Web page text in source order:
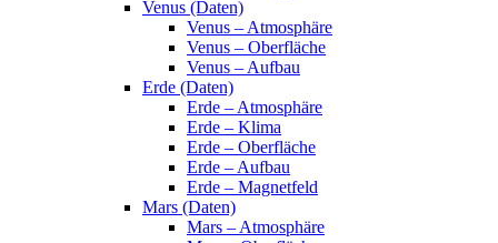
Venus (Daten)
Venus – Atmosphäre
Venus – Oberfläche
Venus – Aufbau
Erde (Daten)
Erde – Atmosphäre
Erde – Klima
Erde – Oberfläche
Erde – Aufbau
Erde – Magnetfeld
Mars (Daten)
Mars – Atmosphäre